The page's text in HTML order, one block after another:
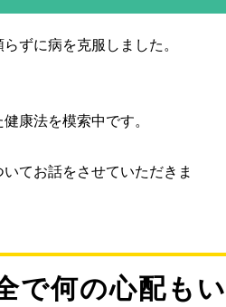
ずに病を克服しました。
康法を模索中です。
てお話をさせていただきま
で何の心配もい